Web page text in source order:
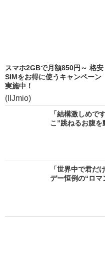
スマホ2GBで月額850円～ 格安
SIMをお得に使うキャンペーン
実施中！
(IIJmio)
「結構激しめ
こ”跳ねるお腹
「世界中で君
デー恒例の“ロマ